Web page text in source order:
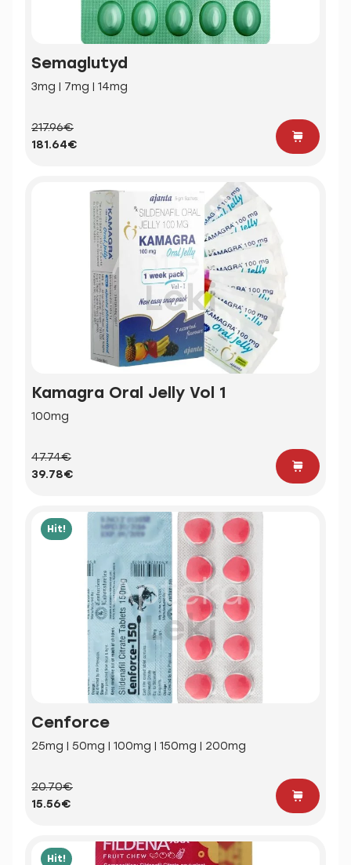
Semaglutyd
3mg | 7mg | 14mg
217.96€
181.64€
Kamagra Oral Jelly Vol 1
100mg
47.74€
39.78€
Hit!
Cenforce
25mg | 50mg | 100mg | 150mg | 200mg
20.70€
15.56€
Hit!